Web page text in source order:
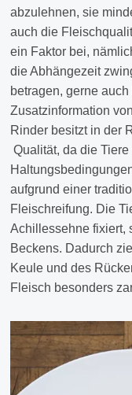
abzulehnen, sie
auch die
ein Faktor bei,
die Abhängezeit
betragen, gerne
Zusatzinformation
Rinder besitzt in der
Qualität, da die
aufgrund einer
Fleischreifung. Die
Achillessehne fixiert,
Beckens. Dadurch
Keule und des
Fleisch besonders